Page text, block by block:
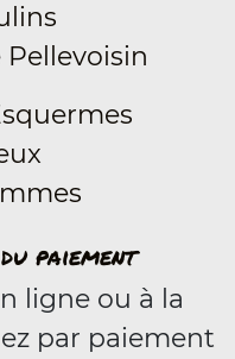
paiement
ligne ou à la
par paiement